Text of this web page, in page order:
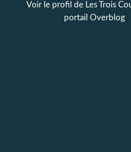
Voir le profil de Les Trois
portail Overblog